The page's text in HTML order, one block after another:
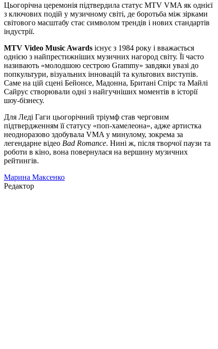
Цьогорічна церемонія підтвердила статус MTV VMA як однієї
з ключових подій у музичному світі, де боротьба між зірками
світового масштабу стає символом трендів і нових стандартів
індустрії.
MTV Video Music Awards існує з 1984 року і вважається
однією з найпрестижніших музичних нагород світу. Її часто
називають «молодшою сестрою Grammy» завдяки увазі до
попкультури, візуальних інновацій та культових виступів.
Саме на цій сцені Бейонсе, Мадонна, Британі Спірс та Майлі
Сайрус створювали одні з найгучніших моментів в історії
шоу-бізнесу.
Для Леді Гаги цьогорічний тріумф став черговим
підтвердженням її статусу «поп-хамелеона», адже артистка
неодноразово здобувала VMA у минулому, зокрема за
легендарне відео Bad Romance. Нині ж, після творчої паузи та
роботи в кіно, вона повернулася на вершину музичних
рейтингів.
Марина Максенко
Редактор